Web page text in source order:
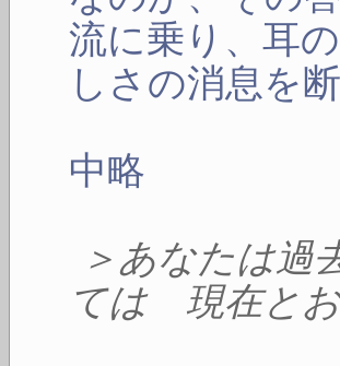
流に乗り、耳
しさの消息を断
中略
＞あなたは過
ては 現在と